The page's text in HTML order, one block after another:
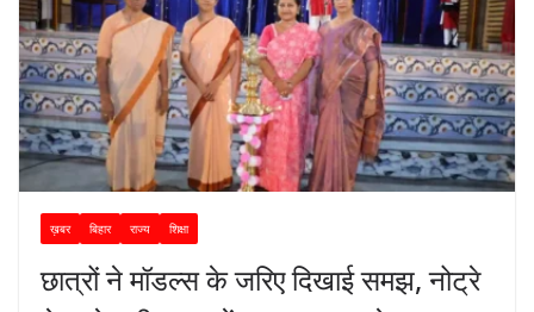
ख़बर बिहार राज्य शिक्षा
छात्रों ने मॉडल्स के जरिए दिखाई समझ, नोट्रे